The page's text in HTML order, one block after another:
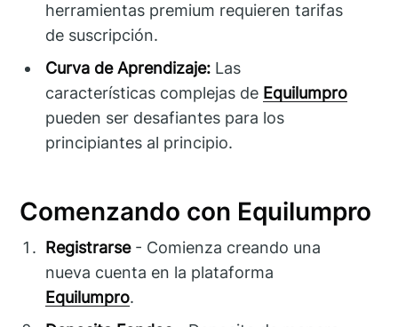
herramientas premium requieren tarifas
de suscripción.
Curva de Aprendizaje: Las
características complejas de Equilumpro
pueden ser desafiantes para los
principiantes al principio.
Comenzando con Equilumpro
Registrarse- Comienza creando una
nueva cuenta en la plataforma
Equilumpro.